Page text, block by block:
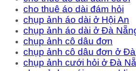
cho thuê áo dài đám hỏi
chụp ảnh áo dài ở Hội An
chụp ảnh áo dài ở Đà
chụp ảnh cô dâu đơn
chụp ảnh cô dâu đơn ở
chụp ảnh cưới hỏi ở Đà